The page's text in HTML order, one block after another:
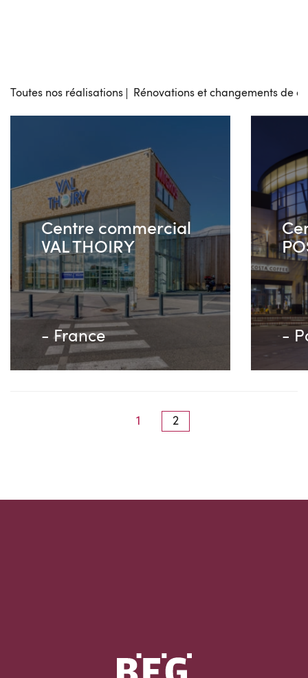
Toutes nos réalisations Rénovations et changements de
Centre commercial
VAL THOIRY
- France -
1 2